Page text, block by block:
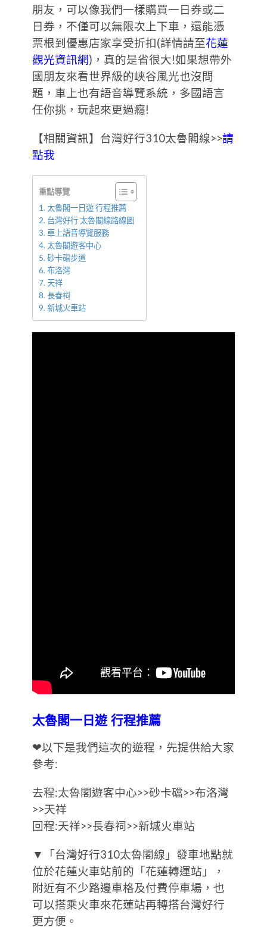
朋友，可以像我們一樣購買一日券或二
日券，不僅可以無限次上下車，還能憑
票根到優惠店家享受折扣(詳情請至花蓮
觀光資訊網)，真的是省很大!如果想帶外
國朋友來看世界級的峽谷風光也沒問
題，車上也有語音導覽系統，多國語言
任你挑，玩起來更過癮!
【相關資訊】台灣好行310太魯閣線>>請
點我
重點導覽
太魯閣一日遊 行程推薦
台灣好行 太魯閣線路線圖
車上語音導覽服務
太魯閣遊客中心
砂卡礑步道
布洛灣
天祥
長春祠
新城火車站
太魯閣一日遊 行程推薦
❤以下是我們這次的遊程，先提供給大家
參考:
去程:太魯閣遊客中心>>砂卡礑>>布洛灣
>>天祥
回程:天祥>>長春祠>>新城火車站
▼「台灣好行310太魯閣線」發車地點就
位於花蓮火車站前的「花蓮轉運站」，
附近有不少路邊車格及付費停車場，也
可以搭乘火車來花蓮站再轉搭台灣好行
更方便。